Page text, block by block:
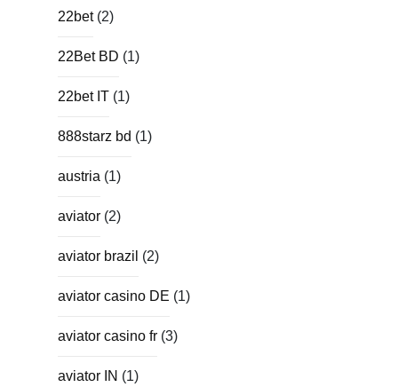
22bet(2)
22Bet BD (1)
22bet IT (1)
888starz bd (1)
austria (1)
aviator (2)
aviator brazil (2)
aviator casino DE (1)
aviator casino fr (3)
aviator IN (1)